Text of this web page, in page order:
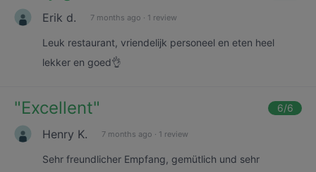
Erik d. 7 months ago · 1 review
Leuk restaurant, vriendelijk personeel en eten heel
lekker en goed👌
"Excellent" 6/6
Henry K. 7 months ago · 1 review
Sehr freundlicher Empfang, gemütlich und sehr